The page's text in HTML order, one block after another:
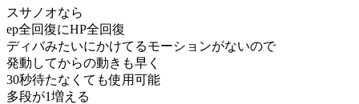
スサノオなら
ep全回復にHP全回復
ディバみたいにかけてるモーションがないので
発動してからの動きも早く
30秒待たなくても使用可能
多段が1増える